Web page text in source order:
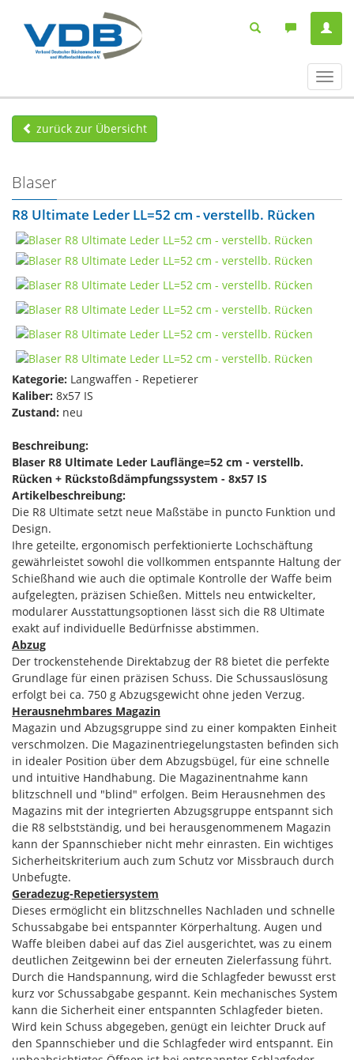
ein-/
zurück zur Übersicht
Blaser
R8 Ultimate Leder LL=52 cm - verstellb. Rücken
Kategorie: Langwaffen - Repetierer
Kaliber: 8x57 IS
Zustand: neu
Beschreibung:
Blaser R8 Ultimate Leder Lauflänge=52 cm - verstellb.
Rücken + Rückstoßdämpfungssystem - 8x57 IS
Artikelbeschreibung:
Die R8 Ultimate setzt neue Maßstäbe in puncto Funktion und
Design.
Ihre geteilte, ergonomisch perfektionierte Lochschäftung
gewährleistet sowohl die vollkommen entspannte Haltung der
Schießhand wie auch die optimale Kontrolle der Waffe beim
aufgelegten, präzisen Schießen. Mittels neu entwickelter,
modularer Ausstattungsoptionen lässt sich die R8 Ultimate
exakt auf individuelle Bedürfnisse abstimmen.
Abzug
Der trockenstehende Direktabzug der R8 bietet die perfekte
Grundlage für einen präzisen Schuss. Die Schussauslösung
erfolgt bei ca. 750 g Abzugsgewicht ohne jeden Verzug.
Herausnehmbares Magazin
Magazin und Abzugsgruppe sind zu einer kompakten Einheit
verschmolzen. Die Magazinentriegelungstasten befinden sich
in idealer Position über dem Abzugsbügel, für eine schnelle
und intuitive Handhabung. Die Magazinentnahme kann
blitzschnell und "blind" erfolgen. Beim Herausnehmen des
Magazins mit der integrierten Abzugsgruppe entspannt sich
die R8 selbstständig, und bei herausgenommenem Magazin
kann der Spannschieber nicht mehr einrasten. Ein wichtiges
Sicherheitskriterium auch zum Schutz vor Missbrauch durch
Unbefugte.
Geradezug-Repetiersystem
Dieses ermöglicht ein blitzschnelles Nachladen und schnelle
Schussabgabe bei entspannter Körperhaltung. Augen und
Waffe bleiben dabei auf das Ziel ausgerichtet, was zu einem
deutlichen Zeitgewinn bei der erneuten Zielerfassung führt.
Durch die Handspannung, wird die Schlagfeder bewusst erst
kurz vor Schussabgabe gespannt. Kein mechanisches System
kann die Sicherheit einer entspannten Schlagfeder bieten.
Wird kein Schuss abgegeben, genügt ein leichter Druck auf
den Spannschieber und die Schlagfeder wird entspannt. Ein